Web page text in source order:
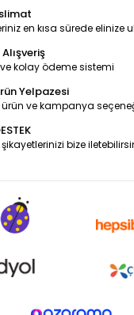
en kısa sürede elinize
kolay ödeme sistemi
Yelpazesi
ürün ve kampanya
bize